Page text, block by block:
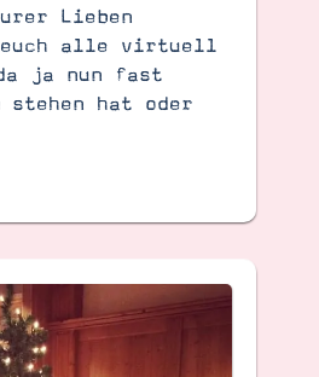
Lieben
euch alle virtuell
ja nun fast
stehen hat oder